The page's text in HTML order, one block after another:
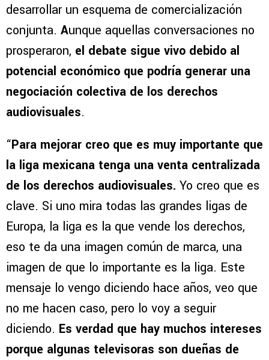
desarrollar un esquema de comercialización
conjunta. Aunque aquellas conversaciones no
prosperaron, el debate sigue vivo debido al
potencial económico que podría generar una
negociación colectiva de los derechos
audiovisuales.
“Para mejorar creo que es muy importante que
la liga mexicana tenga una venta centralizada
de los derechos audiovisuales. Yo creo que es
clave. Si uno mira todas las grandes ligas de
Europa, la liga es la que vende los derechos,
eso te da una imagen común de marca, una
imagen de que lo importante es la liga. Este
mensaje lo vengo diciendo hace años, veo que
no me hacen caso, pero lo voy a seguir
diciendo. Es verdad que hay muchos intereses
porque algunas televisoras son dueñas de